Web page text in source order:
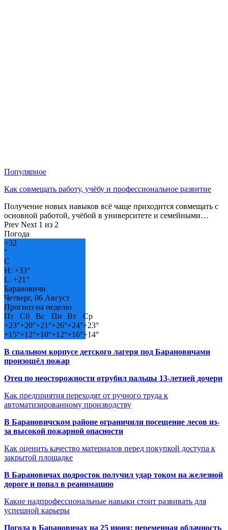
Популярное
Как совмещать работу, учёбу и профессиональное развитие
Получение новых навыков всё чаще приходится совмещать с
основной работой, учёбой в университете и семейными…
Prev Next 1 из 2
Погода
+32
°
C
H: +33°
L: +21°
Барановичи
Четверг, 06 Август
Прогноз на неделю
Пт
Сб Вс Пн Вт
Ср
+23°+20°+21°+26°+24°+23°
+15°+12°+10°+12°+16°+14°
В спальном корпусе детского лагеря под Барановичами
произошёл пожар
Отец по неосторожности отрубил пальцы 13-летней дочери
Как предприятия переходят от ручного труда к
автоматизированному производству
В Барановичском районе ограничили посещение лесов из-
за высокой пожарной опасности
Как оценить качество материалов перед покупкой доступа к
закрытой площадке
В Барановичах подросток получил удар током на железной
дороге и попал в реанимацию
Какие надпрофессиональные навыки стоит развивать для
успешной карьеры
Погода в Барановичах на 25 июня: переменная облачность